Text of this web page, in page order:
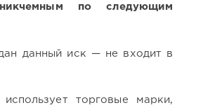
по следующим
данный иск — не входит в
торговые марки,